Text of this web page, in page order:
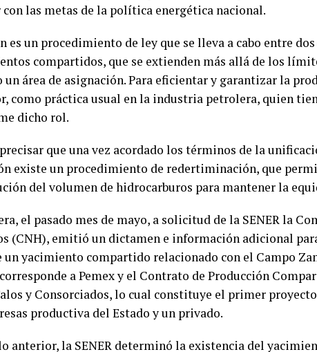
las metas de la política energética nacional.
es un procedimiento de ley que se lleva a cabo entre
compartidos, que se extienden más allá de los
área de asignación. Para eficientar y garantizar la
como práctica usual en la industria petrolera, quien
dicho rol.
que una vez acordado los términos de la
existe un procedimiento de redertiminación, que
del volumen de hidrocarburos para mantener la
el pasado mes de mayo, a solicitud de la SENER la
(CNH), emitió un dictamen e información adicional
un yacimiento compartido relacionado con el Campo
a Pemex y el Contrato de Producción
y Consorciados, lo cual constituye el primer
productiva del Estado y un privado.
anterior, la SENER determinó la existencia del